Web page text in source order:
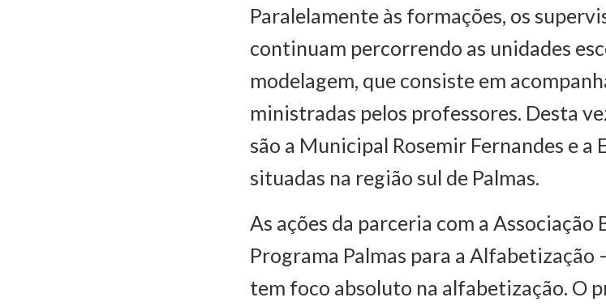
Paralelamente às formações, os
continuam percorrendo as unidades
modelagem, que consiste em
ministradas pelos professores. Desta
são a Municipal Rosemir Fernandes e a
situadas na região sul de Palmas.
As ações da parceria com a
Programa Palmas para a Alfabetização
tem foco absoluto na alfabetização. O